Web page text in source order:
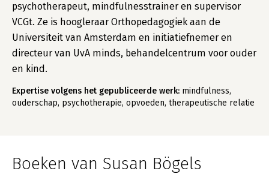
psychotherapeut, mindfulnesstrainer en supervisor
VCGt. Ze is hoogleraar Orthopedagogiek aan de
Universiteit van Amsterdam en initiatiefnemer en
directeur van UvA minds, behandelcentrum voor ouder
en kind.
Expertise volgens het gepubliceerde werk: mindfulness,
ouderschap, psychotherapie, opvoeden, therapeutische relatie
Boeken van Susan Bögels